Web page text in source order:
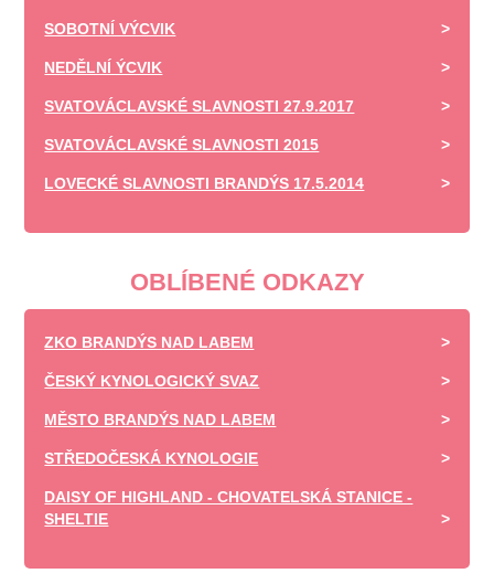
SOBOTNÍ VÝCVIK
NEDĚLNÍ ÝCVIK
SVATOVÁCLAVSKÉ SLAVNOSTI 27.9.2017
SVATOVÁCLAVSKÉ SLAVNOSTI 2015
LOVECKÉ SLAVNOSTI BRANDÝS 17.5.2014
OBLÍBENÉ ODKAZY
ZKO BRANDÝS NAD LABEM
ČESKÝ KYNOLOGICKÝ SVAZ
MĚSTO BRANDÝS NAD LABEM
STŘEDOČESKÁ KYNOLOGIE
DAISY OF HIGHLAND - CHOVATELSKÁ STANICE -
SHELTIE